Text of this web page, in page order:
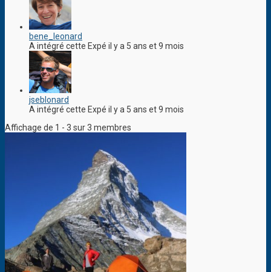
bene_leonard
A intégré cette Expé il y a 5 ans et 9 mois
jseblonard
A intégré cette Expé il y a 5 ans et 9 mois
Affichage de 1 - 3 sur 3 membres